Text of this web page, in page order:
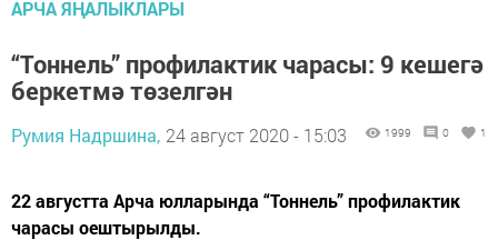
АРЧА ЯҢАЛЫКЛАРЫ
“Тоннель” профилактик чарасы: 9 кешегә
беркетмә төзелгән
Румия Надршина, 24 август 2020 - 15:03 1999 0 1
22 августта Арча юлларында “Тоннель” профилактик
чарасы оештырылды.